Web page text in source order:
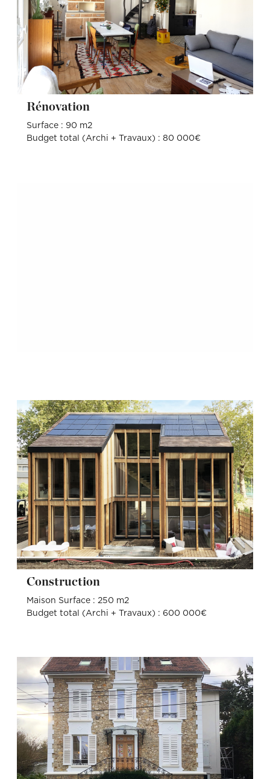
Rénovation
Surface : 90 m2
Budget total (Archi + Travaux) : 80 000€
Construction
Maison Surface : 250 m2
Budget total (Archi + Travaux) : 600 000€